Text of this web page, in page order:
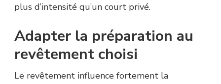
plus d’intensité qu’un court privé.
Adapter la préparation au
revêtement choisi
Le revêtement influence fortement la